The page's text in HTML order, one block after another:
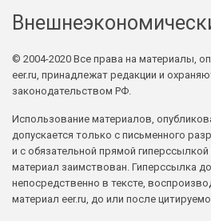
© 2004-2020 Все права на материалы,
eer.ru, принадлежат редакции и
законодательством РФ.
Использование материалов,
допускается только с письменного
и с обязательной прямой гиперссылкой
материал заимствован. Гиперссылка
непосредственно в тексте,
материал eer.ru, до или после